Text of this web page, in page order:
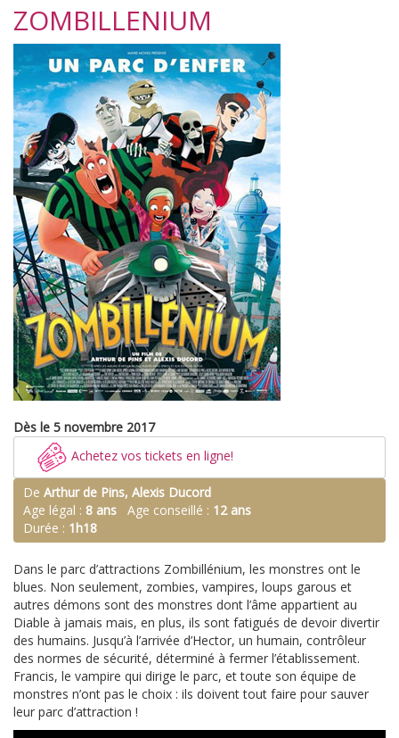
ZOMBILLENIUM
Dès le 5 novembre 2017
Achetez vos tickets en ligne!
De Arthur de Pins, Alexis Ducord
Age légal : 8 ans Age conseillé : 12 ans
Durée : 1h18
Dans le parc d’attractions Zombillénium, les monstres ont le
blues. Non seulement, zombies, vampires, loups garous et
autres démons sont des monstres dont l’âme appartient au
Diable à jamais mais, en plus, ils sont fatigués de devoir divertir
des humains. Jusqu’à l’arrivée d’Hector, un humain, contrôleur
des normes de sécurité, déterminé à fermer l’établissement.
Francis, le vampire qui dirige le parc, et toute son équipe de
monstres n’ont pas le choix : ils doivent tout faire pour sauver
leur parc d’attraction !